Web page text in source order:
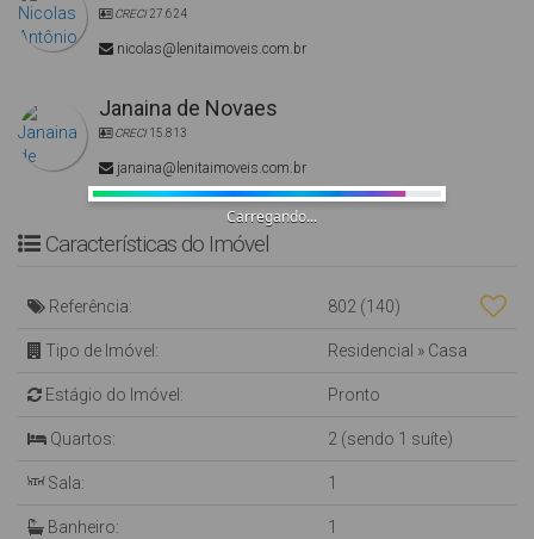
CRECI27.624
nicolas@lenitaimoveis.com.br
Janaina de Novaes
CRECI15.813
janaina@lenitaimoveis.com.br
Características do Imóvel
Referência: 802 (140)
Tipo de Imóvel: Residencial » Casa
Estágio do Imóvel: Pronto
Quartos: 2 (sendo 1 suíte)
Sala: 1
Banheiro: 1
Carregando...